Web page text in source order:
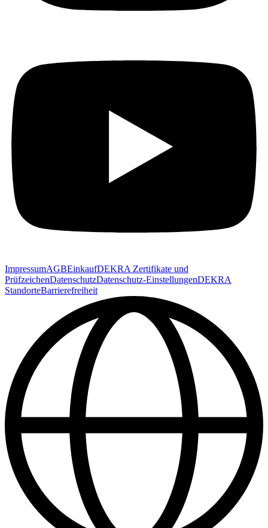
ImpressumAGBEinkaufDEKRA Zertifikate und
PrüfzeichenDatenschutzDatenschutz-EinstellungenDEKRA
StandorteBarrierefreiheit